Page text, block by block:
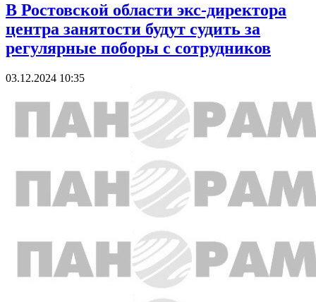
В Ростовской области экс-директора
центра занятости будут судить за
регулярные поборы с сотрудников
03.12.2024 10:35